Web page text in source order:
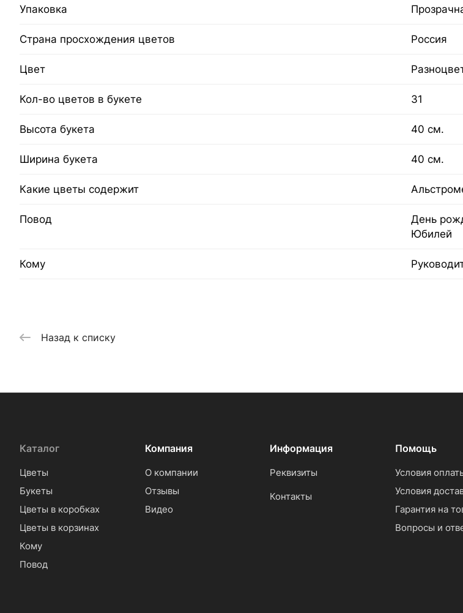
Упаковка
Страна просхождения цветов Россия
Цвет
Кол-во цветов в букете 31
Высота букета 40 см.
Ширина букета 40 см.
Какие цветы содержит
Повод
День
Юбилей
Кому
Назад к списку
Каталог
Цветы
Букеты
Цветы в коробках
Цветы в корзинах
Кому
Повод
Компания
О компании
Отзывы
Видео
Информация
Реквизиты
Контакты
Помощь
Условия
Условия
Гарантия на
Вопросы и